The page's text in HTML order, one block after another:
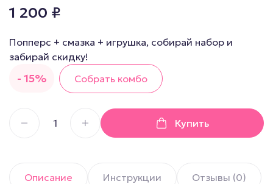
1 200 ₽
- 15%
Попперс + смазка + игрушка, собирай набор и
забирай скидку!
Собрать комбо
Купить
Описание Инструкции Отзывы (0)